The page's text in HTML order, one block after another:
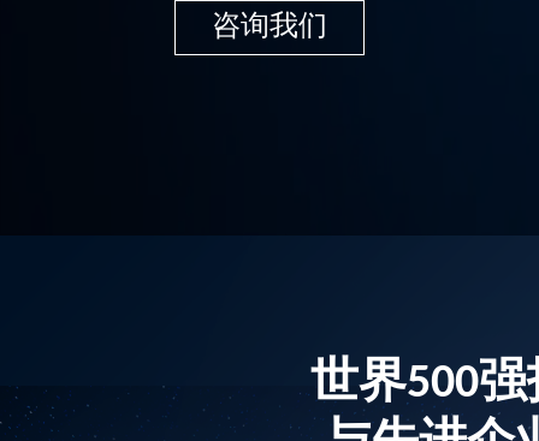
咨询我们
世界500